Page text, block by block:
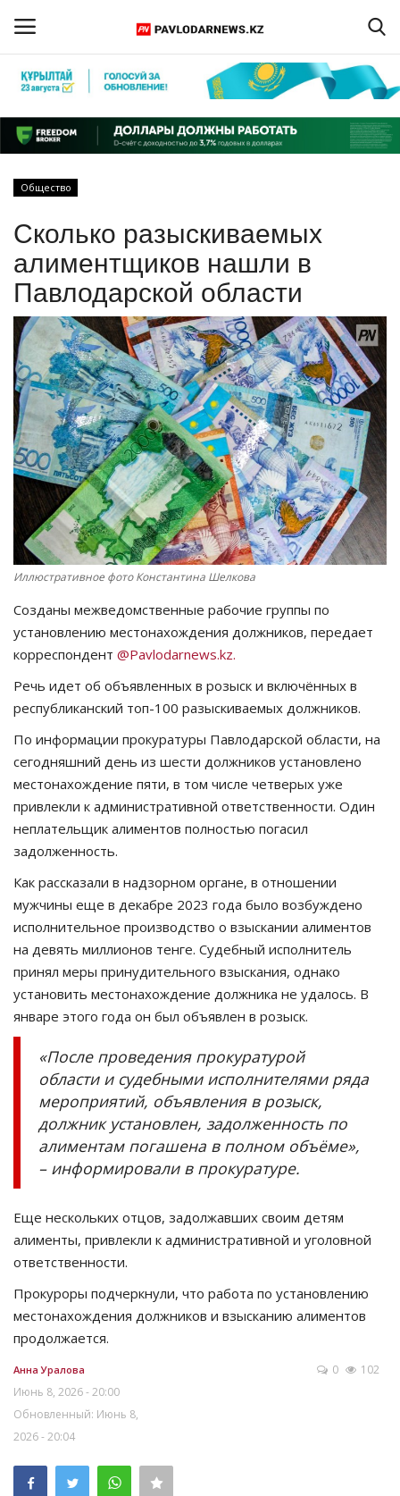
Регистрация
Главная
ПАВЛОДАРСКАЯ ОБЛАСТЬ
КАЗАХСТАН
МИР
СПЕЦПРОЕКТЫ
СПОРТ
Чек-лист
РАЗВЛЕЧЕНИЯ
OFFICIAL
Курултай
Язык
Қазақша Русский
Общество
Сколько разыскиваемых
алиментщиков нашли в
Павлодарской области
Иллюстративное фото Константина Шелкова
Созданы межведомственные рабочие группы по
установлению местонахождения должников, передает
корреспондент @Pavlodarnews.kz.
Речь идет об объявленных в розыск и включённых в
республиканский топ-100 разыскиваемых должников.
По информации прокуратуры Павлодарской области, на
сегодняшний день из шести должников установлено
местонахождение пяти, в том числе четверых уже
привлекли к административной ответственности. Один
неплательщик алиментов полностью погасил
задолженность.
Как рассказали в надзорном органе, в отношении
мужчины еще в декабре 2023 года было возбуждено
исполнительное производство о взыскании алиментов
на девять миллионов тенге. Судебный исполнитель
принял меры принудительного взыскания, однако
установить местонахождение должника не удалось. В
январе этого года он был объявлен в розыск.
«После проведения прокуратурой
области и судебными исполнителями ряда
мероприятий, объявления в розыск,
должник установлен, задолженность по
алиментам погашена в полном объёме»,
– информировали в прокуратуре.
Еще нескольких отцов, задолжавших своим детям
алименты, привлекли к административной и уголовной
ответственности.
Прокуроры подчеркнули, что работа по установлению
местонахождения должников и взысканию алиментов
продолжается.
Анна Уралова
Июнь 8, 2026 - 20:00
Обновленный: Июнь 8,
2026 - 20:04
0 102